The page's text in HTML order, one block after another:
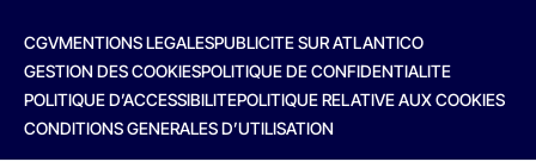
CGVMENTIONS LEGALESPUBLICITE SUR ATLANTICO
GESTION DES COOKIESPOLITIQUE DE CONFIDENTIALITE
POLITIQUE D’ACCESSIBILITEPOLITIQUE RELATIVE AUX COOKIES
CONDITIONS GENERALES D’UTILISATION